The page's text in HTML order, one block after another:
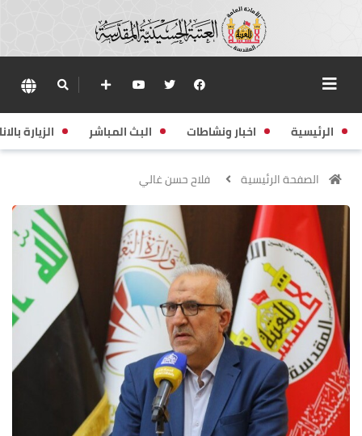
الرئيسية اخبار ونشاطات البث المباشر الزيارة
الصفحة الرئيسية فلاح حسن غالي